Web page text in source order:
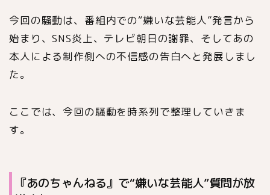
今回の騒動は、番組内での“嫌いな芸能人”発言から
始まり、SNS炎上、テレビ朝日の謝罪、そしてあの
本人による制作側への不信感の告白へと発展しまし
た。
ここでは、今回の騒動を時系列で整理していきま
す。
『あのちゃんねる』で“嫌いな芸能人”質問が放